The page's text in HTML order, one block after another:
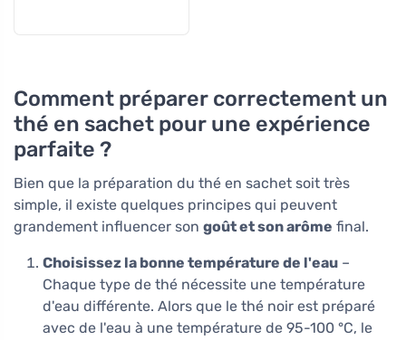
Comment préparer correctement un
thé en sachet pour une expérience
parfaite ?
Bien que la préparation du thé en sachet soit très
simple, il existe quelques principes qui peuvent
grandement influencer son goût et son arôme final.
Choisissez la bonne température de l'eau –
Chaque type de thé nécessite une température
d'eau différente. Alors que le thé noir est préparé
avec de l'eau à une température de 95-100 °C, le